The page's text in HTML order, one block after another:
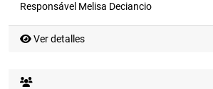
Responsável Melisa Deciancio
Ver detalles